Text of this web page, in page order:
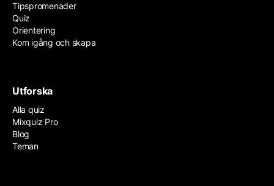
Tipspromenader
Quiz
Orientering
Kom igång och skapa
Utforska
Alla quiz
Mixquiz Pro
Blog
Teman